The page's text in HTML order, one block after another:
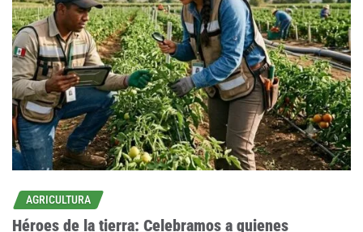
AGRICULTURA
Héroes de la tierra: Celebramos a quienes